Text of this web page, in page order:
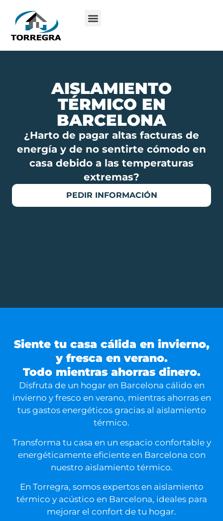
AISLAMIENTO
TÉRMICO EN
BARCELONA
¿Harto de pagar altas facturas de
energía y de no sentirte cómodo en
casa debido a las temperaturas
extremas?
PEDIR INFORMACIÓN
Siente tu casa cálida en invierno,
y fresca en verano.
Todo mientras ahorras dinero.
Disfruta de un hogar en Barcelona cálido en
invierno y fresco en verano, mientras ahorras en
tus gastos energéticos gracias al aislamiento
térmico.
Transforma tu casa en un espacio confortable y
energéticamente eficiente en Barcelona con
nuestro aislamiento térmico.
En Torregra, somos expertos en aislamiento
térmico y acústico en Barcelona, ideales para
mejorar el confort de tu hogar.